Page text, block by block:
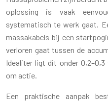
oplossing is vaak
systematisch te werk gaat.
massakabels bij een
verloren gaat tussen de
Idealiter ligt dit onder
om actie.
Een praktische aanpak